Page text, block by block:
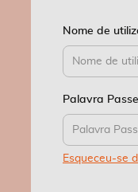
Nome de
Palavra Passe
Esqueceu-se